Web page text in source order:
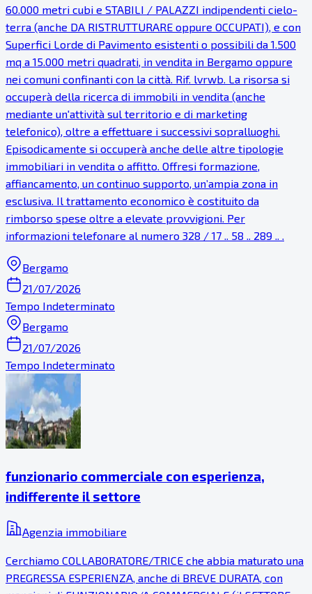
60.000 metri cubi e STABILI / PALAZZI indipendenti cielo-
terra (anche DA RISTRUTTURARE oppure OCCUPATI), e con
Superfici Lorde di Pavimento esistenti o possibili da 1.500
mq a 15.000 metri quadrati, in vendita in Bergamo oppure
nei comuni confinanti con la città. Rif. lvrwb. La risorsa si
occuperà della ricerca di immobili in vendita (anche
mediante un'attività sul territorio e di marketing
telefonico), oltre a effettuare i successivi sopralluoghi.
Episodicamente si occuperà anche delle altre tipologie
immobiliari in vendita o affitto. Offresi formazione,
affiancamento, un continuo supporto, un’ampia zona in
esclusiva. Il trattamento economico è costituito da
rimborso spese oltre a elevate provvigioni. Per
informazioni telefonare al numero 328 / 17 .. 58 .. 289 .. .
Bergamo
21/07/2026
Tempo Indeterminato
Bergamo
21/07/2026
Tempo Indeterminato
funzionario commerciale con esperienza,
indifferente il settore
Agenzia immobiliare
Cerchiamo COLLABORATORE/TRICE che abbia maturato una
PREGRESSA ESPERIENZA, anche di BREVE DURATA, con